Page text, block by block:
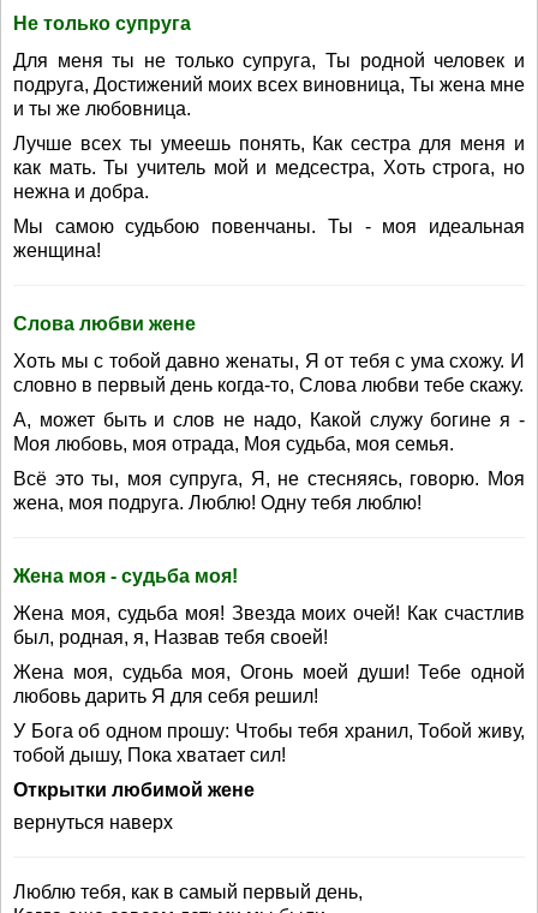
Не только супруга
Для меня ты не только супруга, Ты родной человек и
подруга, Достижений моих всех виновница, Ты жена мне
и ты же любовница.
Лучше всех ты умеешь понять, Как сестра для меня и
как мать. Ты учитель мой и медсестра, Хоть строга, но
нежна и добра.
Мы самою судьбою повенчаны. Ты - моя идеальная
женщина!
Слова любви жене
Хоть мы с тобой давно женаты, Я от тебя с ума схожу. И
словно в первый день когда-то, Слова любви тебе скажу.
А, может быть и слов не надо, Какой служу богине я -
Моя любовь, моя отрада, Моя судьба, моя семья.
Всё это ты, моя супруга, Я, не стесняясь, говорю. Моя
жена, моя подруга. Люблю! Одну тебя люблю!
Жена моя - судьба моя!
Жена моя, судьба моя! Звезда моих очей! Как счастлив
был, родная, я, Назвав тебя своей!
Жена моя, судьба моя, Огонь моей души! Тебе одной
любовь дарить Я для себя решил!
У Бога об одном прошу: Чтобы тебя хранил, Тобой живу,
тобой дышу, Пока хватает сил!
Открытки любимой жене
вернуться наверх
Люблю тебя, как в самый первый день,